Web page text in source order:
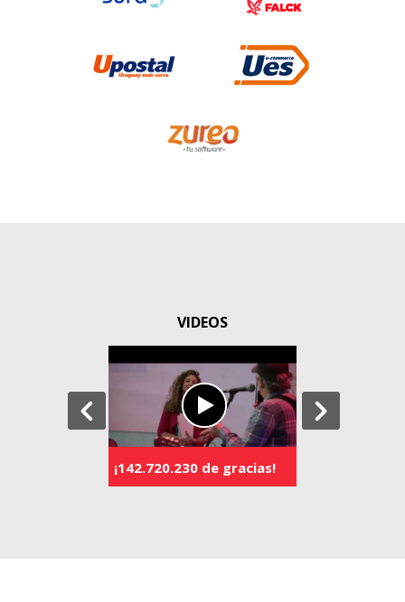
VIDEOS
¡142.720.230 de gracias!